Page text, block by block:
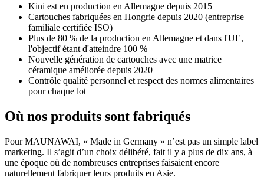
Kini est en production en Allemagne depuis 2015
Cartouches fabriquées en Hongrie depuis 2020 (entreprise
familiale certifiée ISO)
Plus de 80 % de la production en Allemagne et dans l'UE,
l'objectif étant d'atteindre 100 %
Nouvelle génération de cartouches avec une matrice
céramique améliorée depuis 2020
Contrôle qualité personnel et respect des normes alimentaires
pour chaque lot
Où nos produits sont fabriqués
Pour MAUNAWAI, « Made in Germany » n’est pas un simple label
marketing. Il s’agit d’un choix délibéré, fait il y a plus de dix ans, à
une époque où de nombreuses entreprises faisaient encore
naturellement fabriquer leurs produits en Asie.